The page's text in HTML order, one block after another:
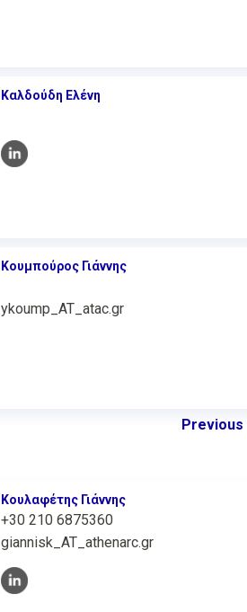
Καλδούδη Ελένη
Κουμπούρος Γιάννης
ykoump_AT_atac.gr
Previous
Κουλαφέτης Γιάννης
+30 210 6875360
giannisk_AT_athenarc.gr